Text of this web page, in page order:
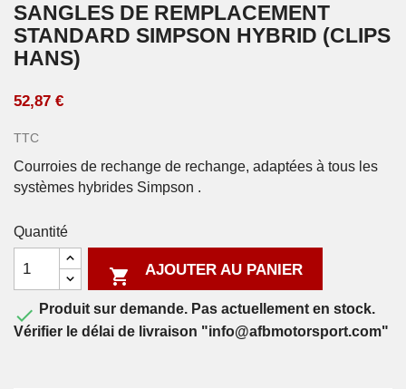
SANGLES DE REMPLACEMENT
STANDARD SIMPSON HYBRID (CLIPS
HANS)
52,87 €
TTC
Courroies de rechange de rechange, adaptées à tous les
systèmes hybrides Simpson .
Quantité
 AJOUTER AU PANIER
 Produit sur demande. Pas actuellement en stock.
Vérifier le délai de livraison "info@afbmotorsport.com"